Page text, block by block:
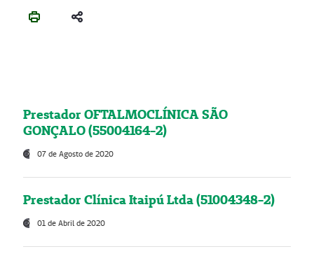
Prestador OFTALMOCLÍNICA SÃO
GONÇALO (55004164-2)
07 de Agosto de 2020
Prestador Clínica Itaipú Ltda (51004348-2)
01 de Abril de 2020